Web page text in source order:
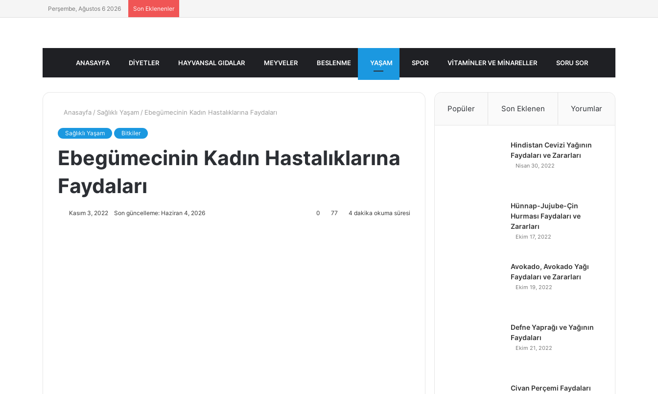
Perşembe, Ağustos 6 2026 Son Eklenenler
ANASAYFA DIYETLER HAYVANSAL GIDALAR MEYVELER BESLENME YAŞAM SPOR VITAMINLER VE MINARELLER SORU SOR
Anasayfa / Sağlıklı Yaşam / Ebegümecinin Kadın Hastalıklarına Faydaları
Sağlıklı Yaşam Bitkiler
Ebegümecinin Kadın Hastalıklarına
Faydaları
Kasım 3, 2022 Son güncelleme: Haziran 4, 2026 0 77 4 dakika okuma süresi
Popüler Son Eklenen Yorumlar
Hindistan Cevizi Yağının
Faydaları ve Zararları
Nisan 30, 2022
Hünnap-Jujube-Çin
Hurması Faydaları ve
Zararları
Ekim 17, 2022
Avokado, Avokado Yağı
Faydaları ve Zararları
Ekim 19, 2022
Defne Yaprağı ve Yağının
Faydaları
Ekim 21, 2022
Civan Perçemi Faydaları